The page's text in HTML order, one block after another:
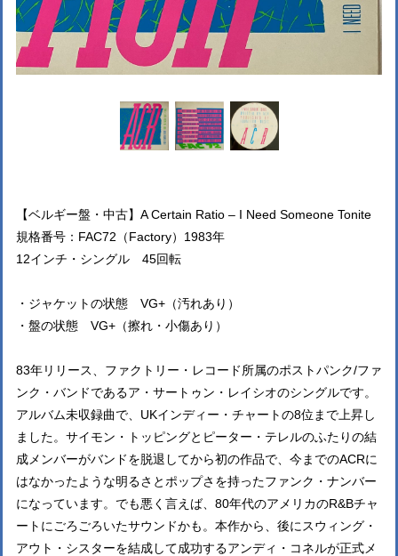
【ベルギー盤・中古】A Certain Ratio ‎– I Need Someone Tonite
規格番号：FAC72（Factory）1983年
12インチ・シングル 45回転
・ジャケットの状態 VG+（汚れあり）
・盤の状態 VG+（擦れ・小傷あり）
83年リリース、ファクトリー・レコード所属のポストパンク/ファ
ンク・バンドであるア・サートゥン・レイシオのシングルです。
アルバム未収録曲で、UKインディー・チャートの8位まで上昇し
ました。サイモン・トッピングとピーター・テレルのふたりの結
成メンバーがバンドを脱退してから初の作品で、今までのACRに
はなかったような明るさとポップさを持ったファンク・ナンバー
になっています。でも悪く言えば、80年代のアメリカのR&Bチャ
ートにごろごろいたサウンドかも。本作から、後にスウィング・
アウト・シスターを結成して成功するアンディ・コネルが正式メ